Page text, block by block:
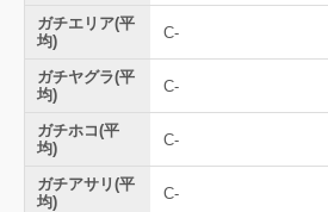
ガチエリア(平
均)
C-
ガチヤグラ(平
均)
C-
ガチホコ(平
均)
C-
ガチアサリ(平
均)
C-